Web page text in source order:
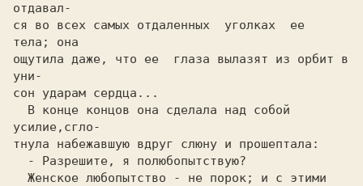
отдавал-
ся во всех самых отдаленных  уголках  ее
тела; она
ощутила даже, что ее  глаза вылазят из орбит в
уни-
сон ударам сердца...
усилие,сгло-
тнула набежавшую вдруг слюну и прошептала: